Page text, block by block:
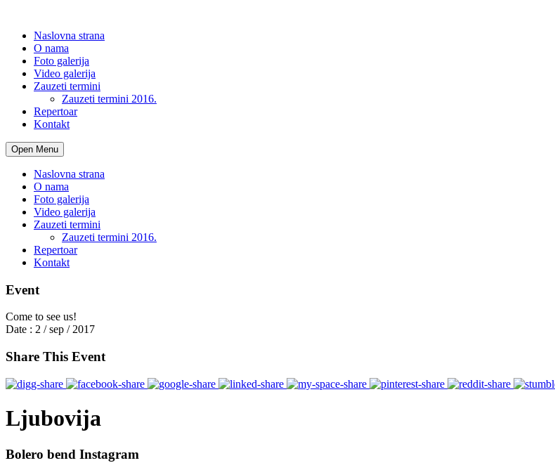
Naslovna strana
O nama
Foto galerija
Video galerija
Zauzeti termini
Zauzeti termini 2016.
Repertoar
Kontakt
Open Menu
Naslovna strana
O nama
Foto galerija
Video galerija
Zauzeti termini
Zauzeti termini 2016.
Repertoar
Kontakt
Event
Come to see us!
Date : 2 / sep / 2017
Share This Event
Ljubovija
Bolero bend Instagram